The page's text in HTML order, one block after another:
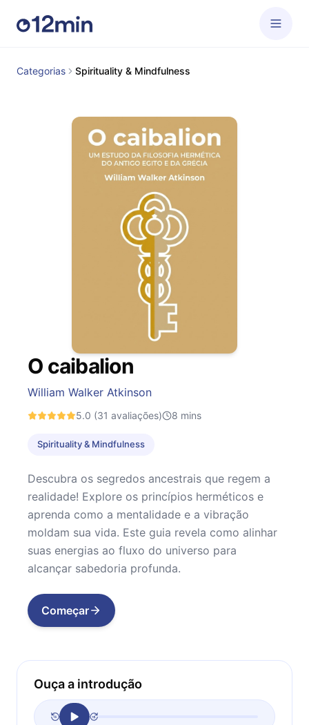
Categorias Spirituality & Mindfulness
O caibalion
William Walker Atkinson
5.0 (31 avaliações) 8 mins
Spirituality & Mindfulness
Descubra os segredos ancestrais que regem a
realidade! Explore os princípios herméticos e
aprenda como a mentalidade e a vibração
moldam sua vida. Este guia revela como alinhar
suas energias ao fluxo do universo para
alcançar sabedoria profunda.
Começar
Ouça a introdução